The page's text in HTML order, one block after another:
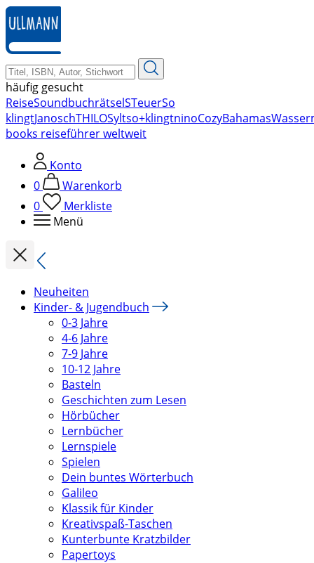
zum
Hauptinhalt
springen
häufig gesucht
ReiseSoundbuchrätselSTeuerSo
klingtJanoschTHILOSyltso+klingtninoCozyBahamas
books reiseführer weltweit
Konto
0
Warenkorb
0
Merkliste
Menü
Neuheiten
Kinder- & Jugendbuch
0-3 Jahre
4-6 Jahre
7-9 Jahre
10-12 Jahre
Basteln
Geschichten zum Lesen
Hörbücher
Lernbücher
Lernspiele
Spielen
Dein buntes Wörterbuch
Galileo
Klassik für Kinder
Kreativspaß-Taschen
Kunterbunte Kratzbilder
Papertoys